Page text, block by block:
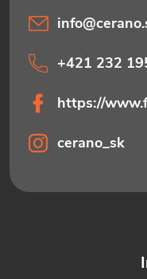
info@
+421 232
https://
cerano_sk